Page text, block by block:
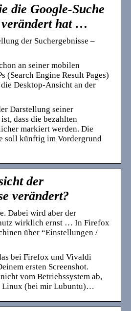
die Google-Suche
verändert hat …
der Suchergebnisse –
an seiner mobilen
(Search Engine Result Pages)
Desktop-Ansicht an der
Darstellung seiner
dass die bezahlten
markiert werden. Die
soll künftig im Vordergrund
der
verändert?
Dabei wird aber der
wirklich ernst … In Firefox
über “Einstellungen /
bei Firefox und Vivaldi
ersten Screenshot.
vom Betriebssystem ab,
Linux (bei mir Lubuntu)…